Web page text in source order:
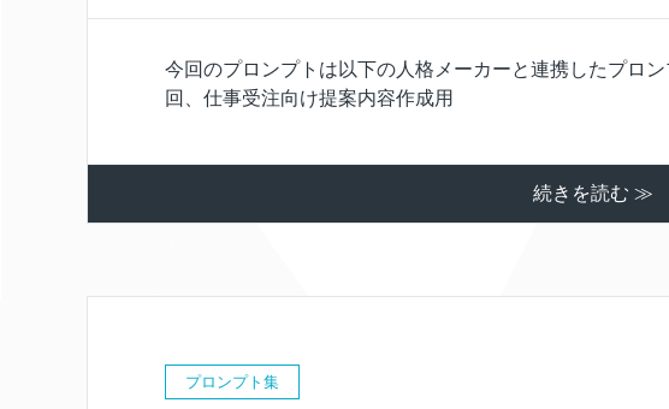
今回のプロンプトは以下の人格メーカーと連携したプロ
回、仕事受注向け提案内容作成用
続きを読む ≫
プロンプト集